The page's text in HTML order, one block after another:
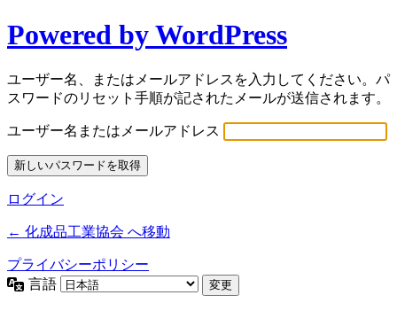
Powered by WordPress
ユーザー名、またはメールアドレスを入力してください。パ
スワードのリセット手順が記されたメールが送信されます。
ユーザー名またはメールアドレス
ログイン
← 化成品工業協会 へ移動
プライバシーポリシー
言語